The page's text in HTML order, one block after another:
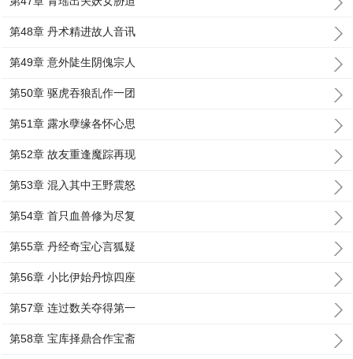
第48章 丹术精进故人音讯
第49章 意外陡生阴傀宗人
第50章 驱虎吞狼乱作一团
第51章 露水孽缘各怀心思
第52章 故友重逢魔踪再现
第53章 混入其中王野震怒
第54章 首只血兽修为尽复
第55章 丹经奇宝心言狐疑
第56章 小比伊始丹惊四座
第57章 连过数关夺得第一
第58章 宝库择鼎合作宝斋